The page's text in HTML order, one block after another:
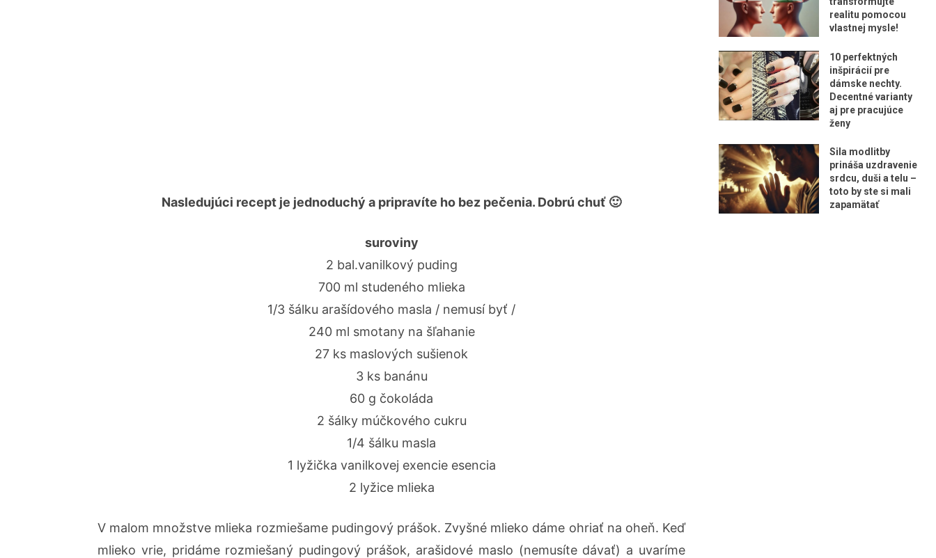
Nasledujúci recept je jednoduchý a pripravíte ho bez pečenia. Dobrú chuť 🙂
suroviny
2 bal.vanilkový puding
700 ml studeného mlieka
1/3 šálku arašídového masla / nemusí byť /
240 ml smotany na šľahanie
27 ks maslových sušienok
3 ks banánu
60 g čokoláda
2 šálky múčkového cukru
1/4 šálku masla
1 lyžička vanilkovej exencie esencia
2 lyžice mlieka
V malom množstve mlieka rozmiešame pudingový prášok. Zvyšné mlieko dáme ohriať na oheň. Keď
mlieko vrie, pridáme rozmiešaný pudingový prášok, arašidové maslo (nemusíte dávať) a uvaríme
realitu pomocou
vlastnej mysle!
10 perfektných
inšpirácií pre
dámske nechty.
Decentné varianty
aj pre pracujúce
ženy
Sila modlitby
prináša uzdravenie
srdcu, duši a telu –
toto by ste si mali
zapamätať